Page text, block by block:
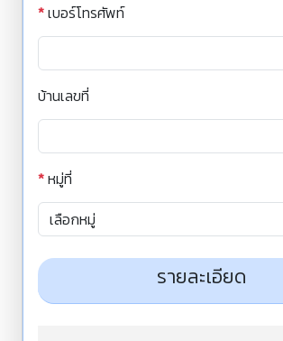
*เบอร์โทรศัพท์
บ้านเลขที่
*หมู่ที่
รายละเอียด